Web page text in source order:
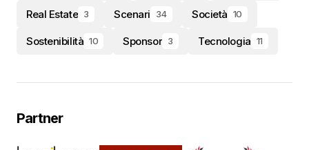
Real Estate 3 Scenari 34 Società 10
Sostenibilità 10 Sponsor 3 Tecnologia 11
Partner